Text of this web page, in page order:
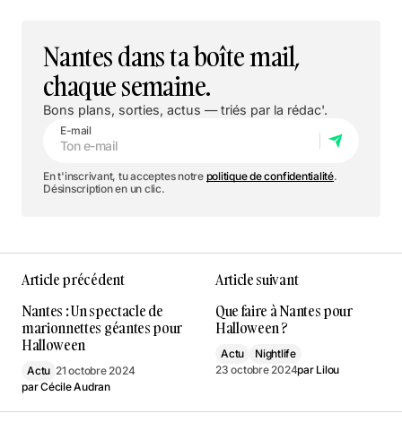
Nantes dans ta boîte mail,
chaque semaine.
Bons plans, sorties, actus — triés par la rédac'.
E-mail
En t'inscrivant, tu acceptes notre politique de confidentialité.
Désinscription en un clic.
Article précédent
Nantes : Un spectacle de
marionnettes géantes pour
Halloween
Actu 21 octobre 2024
parCécile Audran
Article suivant
Que faire à Nantes pour
Halloween ?
Actu
Nightlife
23 octobre 2024par Lilou